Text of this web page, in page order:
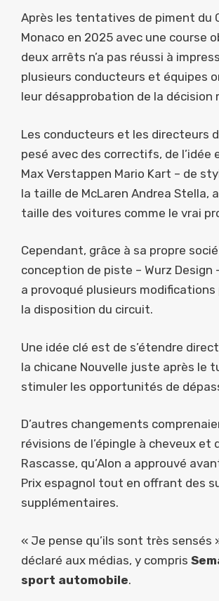
Après les tentatives de piment du
Monaco en 2025 avec une course
deux arrêts n’a pas réussi à
plusieurs conducteurs et équipes
leur désapprobation de la décision
Les conducteurs et les directeurs
pesé avec des correctifs, de l’idée
Max Verstappen Mario Kart – de
la taille de McLaren Andrea Stella,
taille des voitures comme le vrai
Cependant, grâce à sa propre
conception de piste – Wurz Design
a provoqué plusieurs modifications
la disposition du circuit.
Une idée clé est de s’étendre
la chicane Nouvelle juste après le
stimuler les opportunités de
D’autres changements
révisions de l’épingle à cheveux et
Rascasse, qu’Alon a approuvé
Prix espagnol tout en offrant des
supplémentaires.
« Je pense qu’ils sont très sensés
déclaré aux médias, y compris
sport automobile.